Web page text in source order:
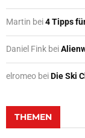
Martin bei4 Tipps
Daniel Fink bei
elromeo beiDie Ski
THEMEN